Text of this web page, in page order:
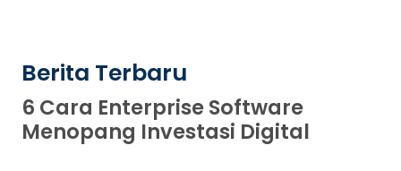
Berita Terbaru
6 Cara Enterprise Software
Menopang Investasi Digital